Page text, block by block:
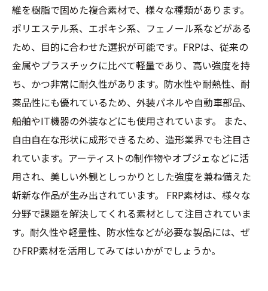
維を樹脂で固めた複合素材で、様々な種類があります。
ポリエステル系、エポキシ系、フェノール系などがある
ため、目的に合わせた選択が可能です。FRPは、従来の
金属やプラスチックに比べて軽量であり、高い強度を持
ち、かつ非常に耐久性があります。防水性や耐熱性、耐
薬品性にも優れているため、外装パネルや自動車部品、
船舶やIT機器の外装などにも使用されています。 また、
自由自在な形状に成形できるため、造形業界でも注目さ
れています。アーティストの制作物やオブジェなどに活
用され、美しい外観としっかりとした強度を兼ね備えた
斬新な作品が生み出されています。 FRP素材は、様々な
分野で課題を解決してくれる素材として注目されていま
す。耐久性や軽量性、防水性などが必要な製品には、ぜ
ひFRP素材を活用してみてはいかがでしょうか。